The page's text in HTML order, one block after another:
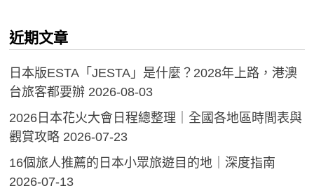
近期文章
日本版ESTA「JESTA」是什麼？2028年上路，港澳
台旅客都要辦 2026-08-03
2026日本花火大會日程總整理｜全國各地區時間表與
觀賞攻略 2026-07-23
16個旅人推薦的日本小眾旅遊目的地｜深度指南
2026-07-13